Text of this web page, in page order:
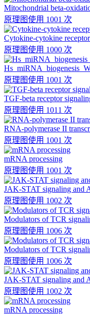
Mitochondrial beta-
原理图使用 1001 次
Cytokine-cytokine
原理图使用 1000 次
原理图使用 1001 次
TGF-beta receptor
原理图使用 1011 次
RNA-polymerase II
原理图使用 1001 次
mRNA processing
原理图使用 1001 次
JAK-STAT signaling and
原理图使用 1002 次
Modulators of TCR
原理图使用 1006 次
Modulators of TCR
原理图使用 1006 次
JAK-STAT signaling and
原理图使用 1002 次
mRNA processing